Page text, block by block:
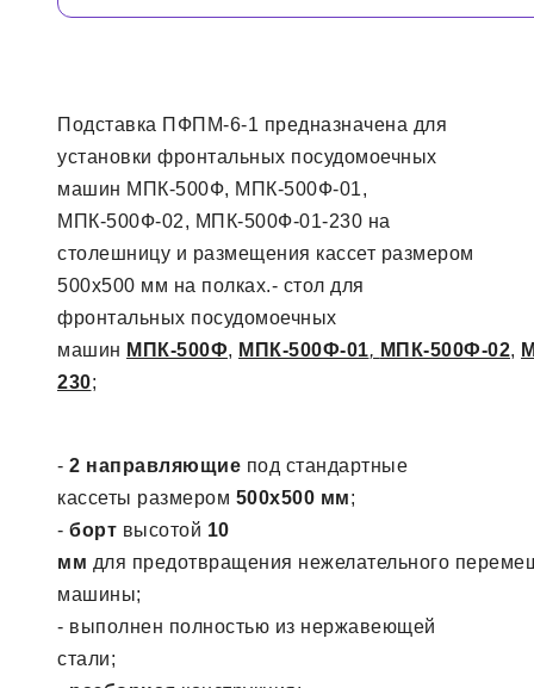
Подставка ПФПМ-6-1 предназначена для
установки фронтальных посудомоечных
машин МПК-500Ф, МПК-500Ф-01,
МПК-500Ф-02, МПК-500Ф-01-230 на
столешницу и размещения кассет размером
500х500 мм на полках.- стол для
фронтальных посудомоечных
машин МПК-500Ф, МПК-500Ф-01, МПК-500Ф-02,
230;
- 2 направляющие под стандартные
кассеты размером 500х500 мм;
- борт высотой 10
мм для предотвращения нежелательного
машины;
- выполнен полностью из нержавеющей
стали;